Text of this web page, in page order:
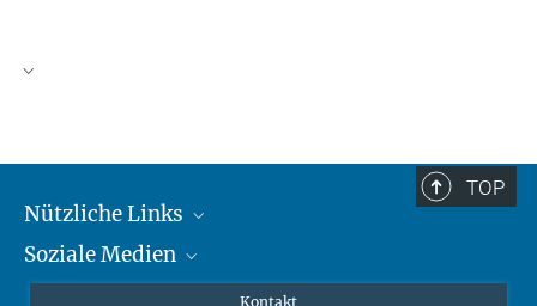
TOP
Nützliche Links
MMG Alumni Corner
Soziale Medien
Kontakt